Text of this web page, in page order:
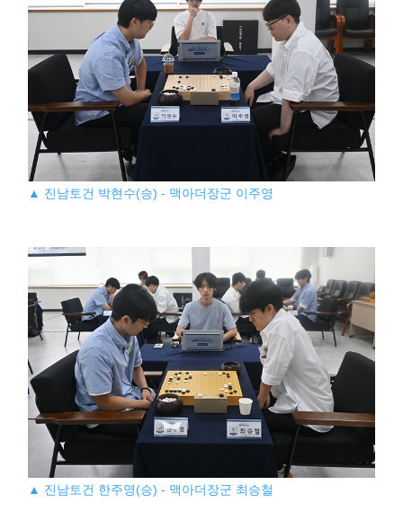
▲ 진남토건 박현수(승) - 맥아더장군 이주영
▲ 진남토건 한주영(승) - 맥아더장군 최승철